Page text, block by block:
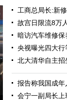
工商总局长:新
故宫日限流8万
暗访汽车维修
央视曝光四大
北大清华自主
报告称我国成
会宁一副局长